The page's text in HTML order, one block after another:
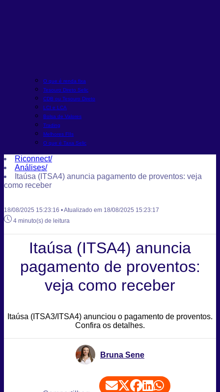
O que é renda fixa
Tesouro Direto Selic
CDB ou Tesouro Direto
LCI e LCA
Bolsa de Valores
Trading
Melhores FIIs
O que é Taxa Selic
Riconnect/
Análises/
Itaúsa (ITSA4) anuncia pagamento de proventos: veja
como receber
18/08/2025 15:23:16 • Atualizado em 18/08/2025 15:23:17
4 minuto(s) de leitura
Itaúsa (ITSA4) anuncia
pagamento de proventos:
veja como receber
Itaúsa (ITSA3/ITSA4) anunciou o pagamento de proventos.
Confira os detalhes.
Bruna Sene